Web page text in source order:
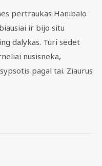
pertraukas Hanibalo
ir bijo situ
dalykas. Turi sedet
nusisneka,
pagal tai. Ziaurus